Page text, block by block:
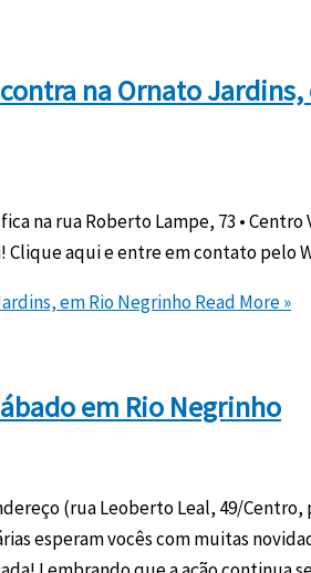
na Ornato Jardins,
na rua Roberto Lampe, 73 • Centro
aqui e entre em contato pelo
em Rio NegrinhoRead More »
em Rio Negrinho
(rua Leoberto Leal, 49/
esperam vocês com muitas